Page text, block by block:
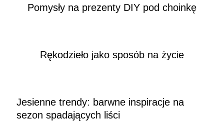
Pomysły na prezenty DIY pod choinkę
Rękodzieło jako sposób na życie
Jesienne trendy: barwne inspiracje na
sezon spadających liści